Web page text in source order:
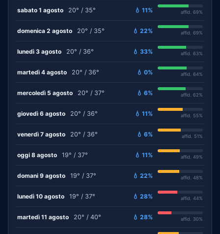
sabato 1 agosto 20° / 35° 💧 11% affid. 69%
domenica 2 agosto 20° / 35° 💧 22% affid. 69%
lunedì 3 agosto 20° / 36° 💧 33% affid. 63%
martedì 4 agosto 20° / 36° 💧 0% affid. 64%
mercoledì 5 agosto 20° / 37° 💧 6% affid. 62%
giovedì 6 agosto 20° / 36° 💧 11% affid. 55%
venerdì 7 agosto 20° / 36° 💧 6% affid. 51%
oggi 8 agosto 19° / 37° 💧 11% affid. 49%
domani 9 agosto 19° / 37° 💧 22% affid. 48%
lunedì 10 agosto 19° / 37° 💧 28% affid. 44%
martedì 11 agosto 20° / 40° 💧 28% affid. 30%